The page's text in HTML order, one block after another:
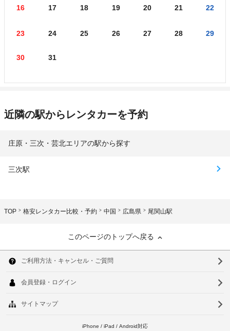
16 17 18 19 20 21 22
23 24 25 26 27 28 29
30 31
近隣の駅からレンタカーを予約
庄原・三次・芸北エリアの駅から探す
三次駅
TOP 格安レンタカー比較・予約 中国 広島県 尾関山駅
このページのトップへ戻る